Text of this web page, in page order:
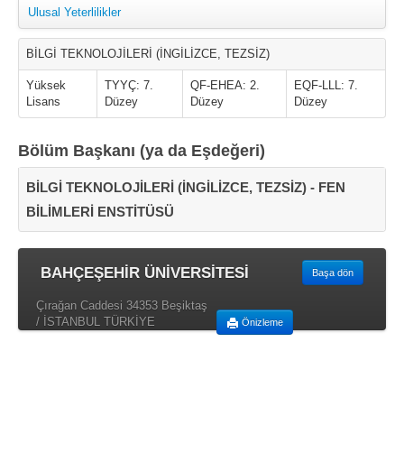
Ulusal Yeterlilikler
BİLGİ TEKNOLOJİLERİ (İNGİLİZCE, TEZSİZ)
Yüksek
Lisans
TYYÇ: 7.
Düzey
QF-EHEA: 2.
Düzey
EQF-LLL: 7.
Düzey
Bölüm Başkanı (ya da Eşdeğeri)
BİLGİ TEKNOLOJİLERİ (İNGİLİZCE, TEZSİZ) - FEN
BİLİMLERİ ENSTİTÜSÜ
BAHÇEŞEHİR ÜNİVERSİTESİ Başa dön
Önizleme
Çırağan Caddesi 34353 Beşiktaş
/ İSTANBUL TÜRKİYE